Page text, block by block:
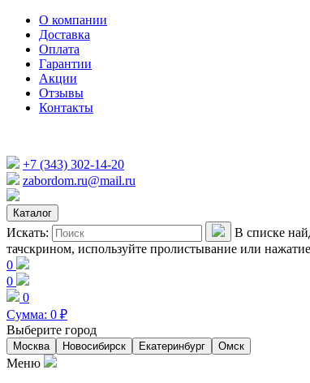
О компании
Доставка
Оплата
Гарантии
Акции
Отзывы
Контакты
+7 (343) 302-14-20
zabordom.ru@mail.ru
Каталог
Искать:
В списке
тачскрином, используйте пролистывание или
0
0
0
Сумма: 0 ₽
Выберите город
Москва Новосибирск Екатеринбург Омск
Меню